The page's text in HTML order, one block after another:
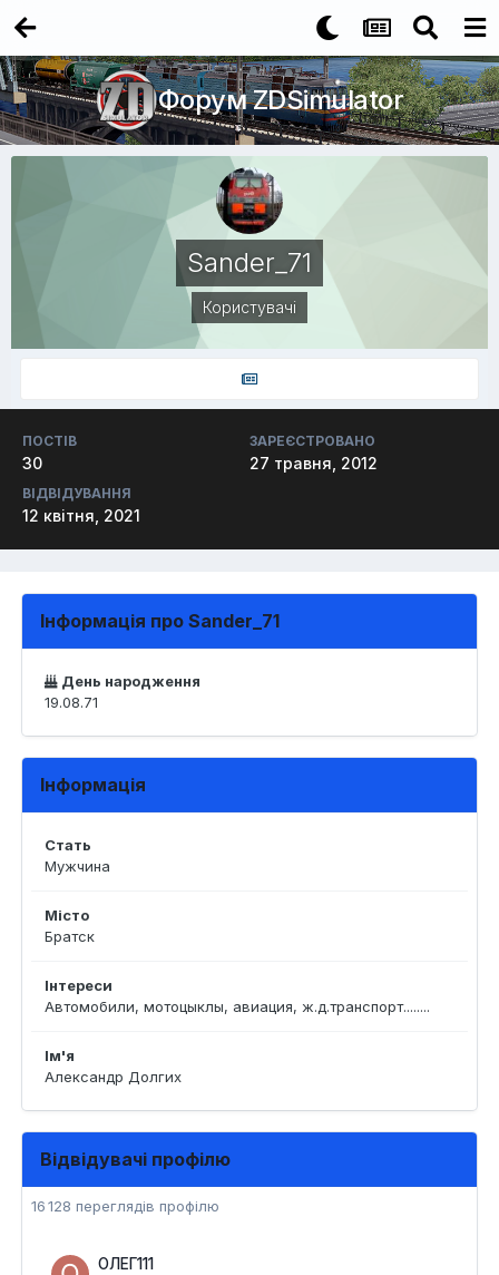
Форум ZDSimulator
Sander_71
Користувачі
ПОСТІВ
30
ЗАРЕЄСТРОВАНО
27 травня, 2012
ВІДВІДУВАННЯ
12 квітня, 2021
Інформація про Sander_71
День народження
19.08.71
Інформація
Стать
Мужчина
Місто
Братск
Інтереси
Автомобили, мотоцыклы, авиация, ж.д.транспорт........
Ім'я
Александр Долгих
Відвідувачі профілю
16 128 переглядів профілю
ОЛЕГ111